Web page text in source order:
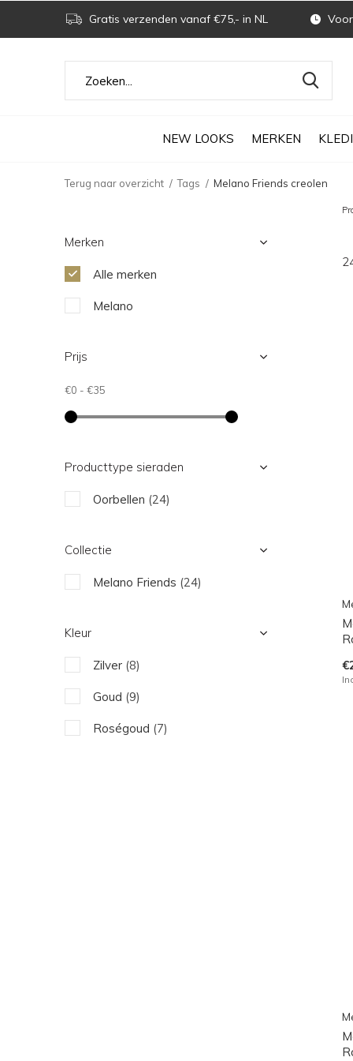
NEW LOOKS MERKEN
Gratis verzenden vanaf €75,- in NL
Terug naar overzicht Tags Melano Friends creolen
Merken
Alle merken
Melano
Prijs
€0 - €35
Producttype sieraden
Oorbellen (24)
Collectie
Melano Friends (24)
Kleur
Zilver (8)
Goud (9)
Roségoud (7)